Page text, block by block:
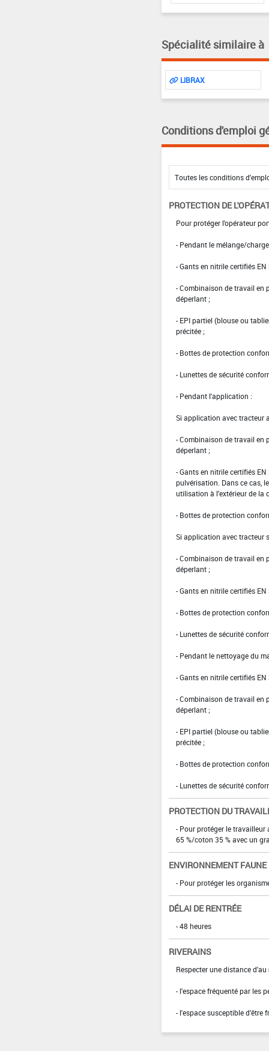
Spécialité similaire à
LIBRAX
Conditions d'emploi
PROTECTION DE
Pour protéger l'opérateur
- Pendant le mélange/
- Gants en nitrile certifiés EN
- Combinaison de travail en
déperlant ;
- EPI partiel (blouse ou
précitée ;
- Bottes de protection
- Lunettes de sécurité
- Pendant l'application :
Si application avec tracteur
- Combinaison de travail en
déperlant ;
- Gants en nitrile certifiés
pulvérisation. Dans ce cas,
utilisation à l'extérieur de la
- Bottes de protection
Si application avec tracteur
- Combinaison de travail en
déperlant ;
- Gants en nitrile certifiés
- Bottes de protection
- Lunettes de sécurité
- Pendant le nettoyage du
- Gants en nitrile certifiés EN
- Combinaison de travail en
déperlant ;
- EPI partiel (blouse ou
précitée ;
- Bottes de protection
- Lunettes de sécurité
PROTECTION DU
- Pour protéger le travailleur
65 %/coton 35 % avec un
ENVIRONNEMENT FAUNE
- Pour protéger les
DÉLAI DE RENTRÉE
- 48 heures
RIVERAINS
Respecter une distance
- l'espace fréquenté par les
- l'espace susceptible d'être